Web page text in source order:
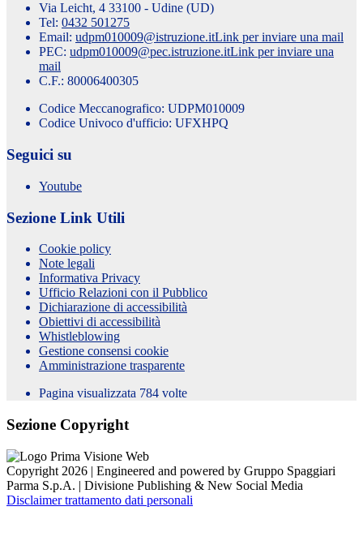
Via Leicht, 4 33100 - Udine (UD)
Tel: 0432 501275
Email: udpm010009@istruzione.itLink per inviare una mail
PEC: udpm010009@pec.istruzione.itLink per inviare una
mail
C.F.: 80006400305
Codice Meccanografico: UDPM010009
Codice Univoco d'ufficio: UFXHPQ
Seguici su
Youtube
Sezione Link Utili
Cookie policy
Note legali
Informativa Privacy
Ufficio Relazioni con il Pubblico
Dichiarazione di accessibilità
Obiettivi di accessibilità
Whistleblowing
Gestione consensi cookie
Amministrazione trasparente
Pagina visualizzata 784 volte
Sezione Copyright
Copyright 2026 | Engineered and powered by Gruppo Spaggiari
Parma S.p.A. | Divisione Publishing & New Social Media
Disclaimer trattamento dati personali